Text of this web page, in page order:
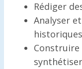
Rédiger
Analyser
historiques